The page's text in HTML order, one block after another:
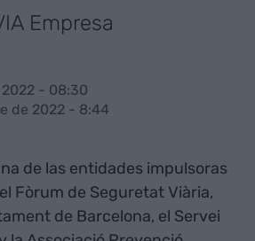
Empresa
- 08:30
de 2022 - 8:44
de las entidades impulsoras
Fòrum de Seguretat Viària,
de Barcelona, el Servei